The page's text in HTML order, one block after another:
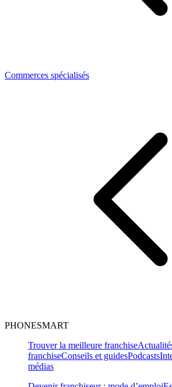
Commerces spécialisés
PHONESMART
Trouver la meilleure franchise
franchiseConseils et guidesPodcasts
médias